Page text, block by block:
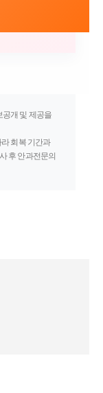
공개 및 제공을
회복 기간과
후 안과전문의